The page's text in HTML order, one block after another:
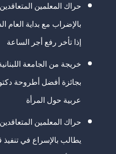
حراك المعلمين
بالإضراب مع بداية العام
إذا تأخر رفع أجر الساعة
خريجة من الجامعة
بجائزة أفضل أطروحة
عربية حول المرأة
حراك المعلمين المتعاقدين
يطالب بالإسراع في تنفيذ